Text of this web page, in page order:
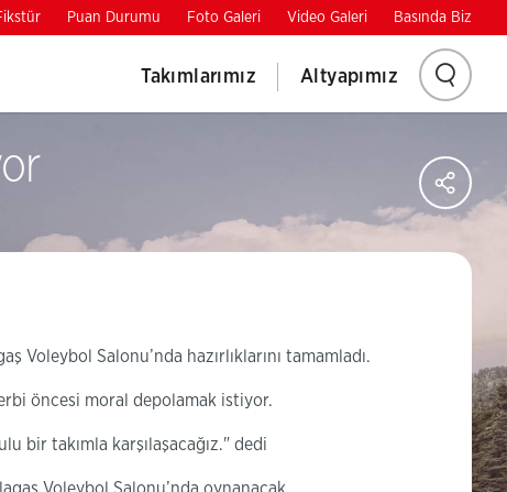
Puan Durumu Foto Galeri Video Galeri Basında Biz
Takımlarımız Altyapımız
için
Salonu’nda hazırlıklarını tamamladı.
öncesi moral depolamak istiyor.
bir takımla karşılaşacağız." dedi